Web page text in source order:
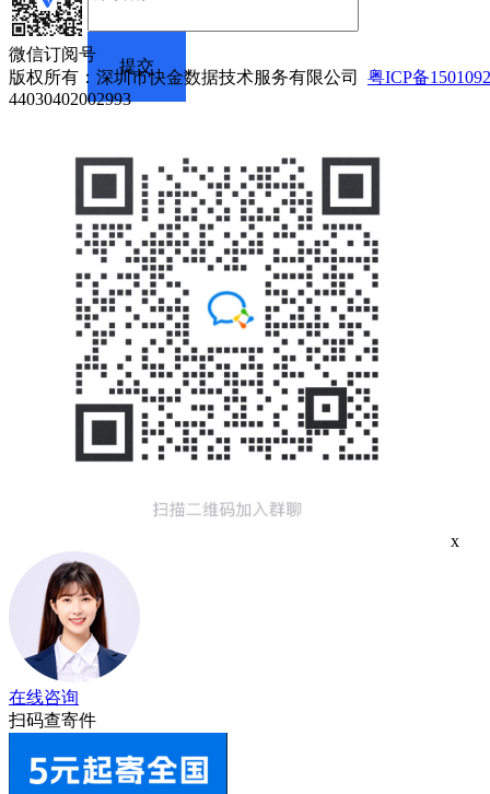
微信订阅号
版权所有：深圳市快金数据技术服务有限公司 粤ICP备
44030402002993
x
在线咨询
扫码查寄件